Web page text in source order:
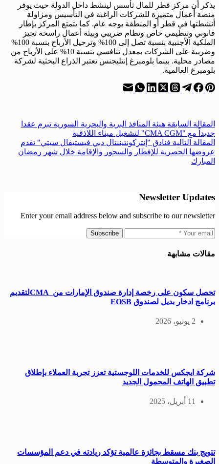
يذكر أن مركز قطر للمال تأسس لينشط داخل الدولة حيث يوفر
منصة أعمال متميزة للشركات الراغبة في التأسيس ومزاولة
أنشطتها في قطر أو المنطقة بوجه عام. كما يتمتع المركز بإطار
قانوني وتنظيمي خاص ونظام ضريبي وبيئة أعمال راسخة تجيز
الملكية الأجنبية بنسبة تصل إلى 100% وترحيل الأرباح بنسبة 100%
وضريبة على الشركات بمعدل تنافسي بنسبة 10% على الأرباح من
مصادر محلية. بينما بلومبرغ إنتليجنس تعتبر الذراع البحثية لشركة
بلومبرغ العالمية.
المقالة السابقة هيئة المنافذ البرية والبحرية السورية تبرم عقدا
جديداً مع "CMA CGM" لتشغيل ميناء اللاذقية
المقالة التالية فنادق "إنتركونتيننتال دبي فيستيفال سيتي" تقدم
عروضها الحصرية للإفطار والسحور والإقامة خلال شهر رمضان
المبارك
Newsletter Updates
Enter your email address below and subscribe to our newsletter
Subscribe
مقالات مشابهة
تحصل سكون على رخصة إدارة صندوق الإمارات من CMAلتقديم
برنامج ادخار بديل لصندوق EOSB
2 يونيو، 2026
شركة ايجكس للخدمات اللوجستية تعزز تجربة العملاء بإطلاق
تطبيق الهاتف المحمول الجديد
11 أبريل، 2025
تتويج بنك مسقط بجائزة عالمية تؤكد ريادته في دعم المؤسسات
الصغيرة والمتوسطة